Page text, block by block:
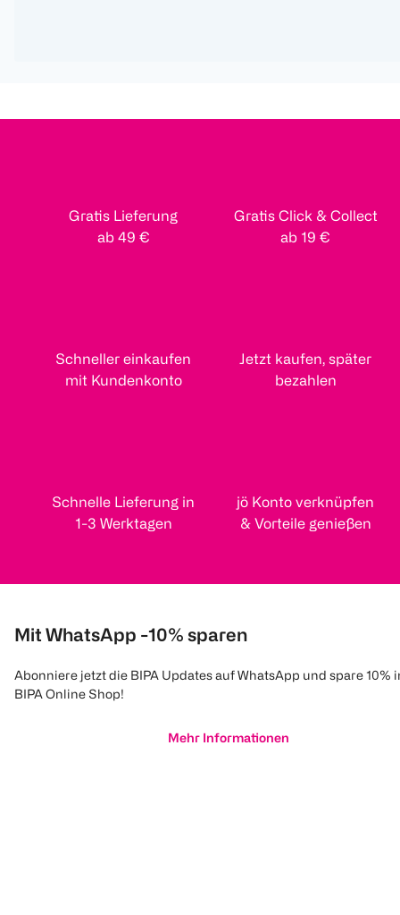
Gratis Lieferung
ab 49 €
Gratis Click & Collect
ab 19 €
Schneller einkaufen
mit Kundenkonto
Jetzt kaufen, später
bezahlen
Schnelle Lieferung in
1-3 Werktagen
jö Konto verknüpfen
& Vorteile genießen
Mit WhatsApp -10% sparen
Abonniere jetzt die BIPA Updates auf WhatsApp und spare 10%
BIPA Online Shop!
Mehr Informationen